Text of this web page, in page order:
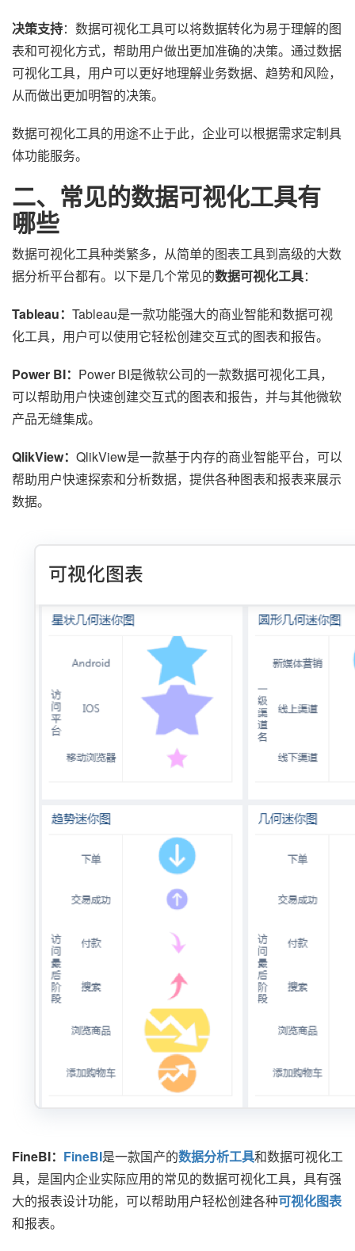
决策支持：数据可视化工具可以将数据转化为易于理解的图
表和可视化方式，帮助用户做出更加准确的决策。通过数据
可视化工具，用户可以更好地理解业务数据、趋势和风险，
从而做出更加明智的决策。
数据可视化工具的用途不止于此，企业可以根据需求定制具
体功能服务。
二、常见的数据可视化工具有
哪些
数据可视化工具种类繁多，从简单的图表工具到高级的大数
据分析平台都有。以下是几个常见的数据可视化工具：
Tableau： Tableau是一款功能强大的商业智能和数据可视
化工具，用户可以使用它轻松创建交互式的图表和报告。
Power BI： Power BI是微软公司的一款数据可视化工具，
可以帮助用户快速创建交互式的图表和报告，并与其他微软
产品无缝集成。
QlikView： QlikView是一款基于内存的商业智能平台，可以
帮助用户快速探索和分析数据，提供各种图表和报表来展示
数据。
FineBI： FineBI是一款国产的数据分析工具和数据可视化工
具，是国内企业实际应用的常见的数据可视化工具，具有强
大的报表设计功能，可以帮助用户轻松创建各种可视化图表
和报表。